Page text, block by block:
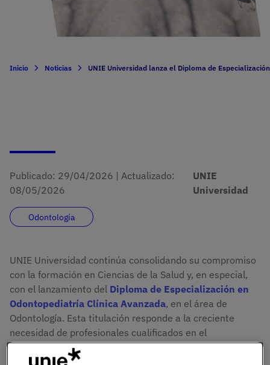
Inicio Noticias UNIE Universidad lanza el Diploma de
Publicado: 29/04/2026 | Actualizado:
08/05/2026
UNIE
Universidad
Odontología
UNIE Universidad continúa consolidando su compromiso
con la formación en Ciencias de la Salud y, en especial,
con el lanzamiento del Diploma de Especialización en
Odontopediatría Clínica Avanzada, en el área de
Odontología. Esta titulación responde a la creciente
necesidad de profesionales cualificados en el
tratamiento odontológico infantil.